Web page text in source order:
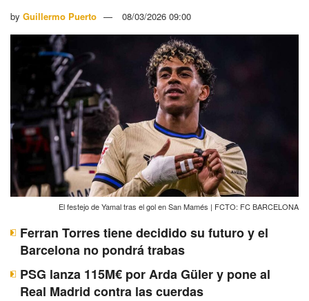
by Guillermo Puerto 08/03/2026 09:00
El festejo de Yamal tras el gol en San Mamés | FCTO: FC BARCELONA
Ferran Torres tiene decidido su futuro y el
Barcelona no pondrá trabas
PSG lanza 115M€ por Arda Güler y pone al
Real Madrid contra las cuerdas